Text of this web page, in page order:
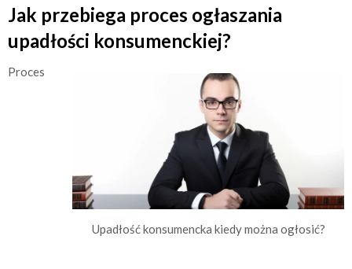
Jak przebiega proces ogłaszania
upadłości konsumenckiej?
Upadłość konsumencka kiedy można ogłosić?
Proces